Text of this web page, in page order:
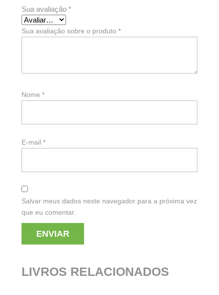
Sua avaliação *
Sua avaliação sobre o produto *
Nome *
E-mail *
Salvar meus dados neste navegador para a próxima vez
que eu comentar.
LIVROS RELACIONADOS